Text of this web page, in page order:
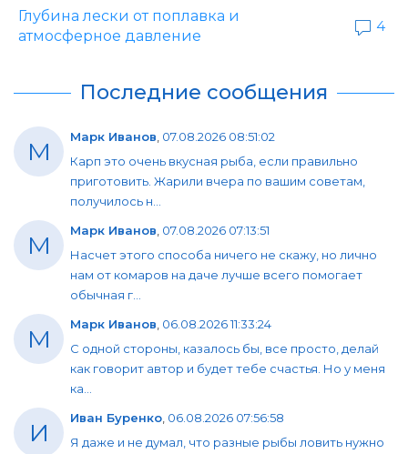
Глубина лески от поплавка и
атмосферное давление
4
Последние сообщения
М Марк Иванов 07.08.2026 08:51:02
Карп это очень вкусная рыба, если правильно
приготовить. Жарили вчера по вашим советам,
получилось н...
М Марк Иванов 07.08.2026 07:13:51
Насчет этого способа ничего не скажу, но лично
нам от комаров на даче лучше всего помогает
обычная г...
М Марк Иванов 06.08.2026 11:33:24
С одной стороны, казалось бы, все просто, делай
как говорит автор и будет тебе счастья. Но у меня
ка...
И Иван Буренко 06.08.2026 07:56:58
Я даже и не думал, что разные рыбы ловить нужно